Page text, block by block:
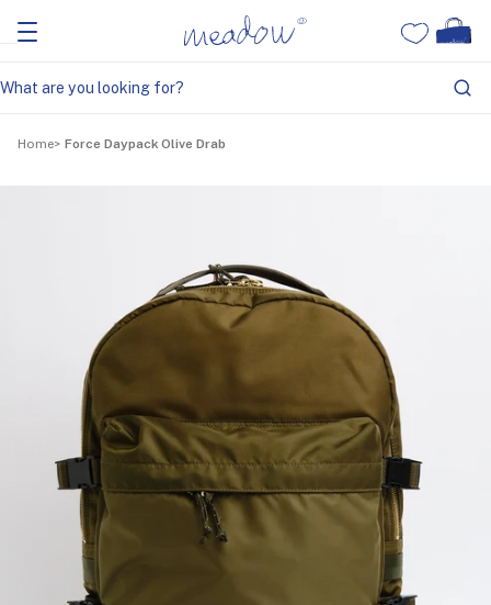
Home Force Daypack Olive Drab